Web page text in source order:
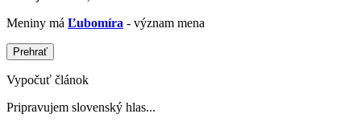
Meniny má Ľubomíra - význam mena
Prehrať
Vypočuť článok
Pripravujem slovenský hlas...